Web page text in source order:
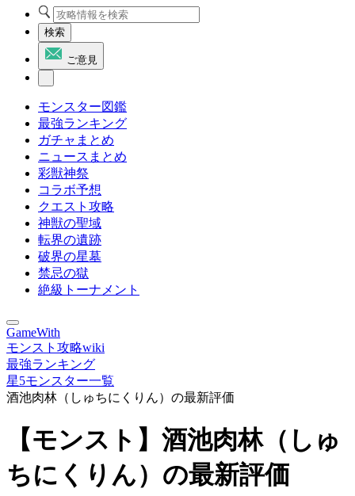
検索
ご意見
モンスター図鑑
最強ランキング
ガチャまとめ
ニュースまとめ
彩獣神祭
コラボ予想
クエスト攻略
神獣の聖域
転界の遺跡
破界の星墓
禁忌の獄
絶級トーナメント
GameWith
モンスト攻略wiki
最強ランキング
星5モンスター一覧
酒池肉林（しゅちにくりん）の最新評価
【モンスト】酒池肉林（しゅ
ちにくりん）の最新評価